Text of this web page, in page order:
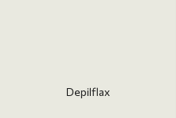
Depilflax